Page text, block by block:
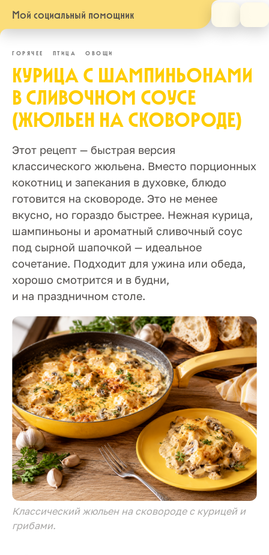
Мой социальный помощник
ГОРЯЧЕЕ ПТИЦА ОВОЩИ
КУРИЦА С ШАМПИНЬОНАМИ
В СЛИВОЧНОМ СОУСЕ
(ЖЮЛЬЕН НА СКОВОРОДЕ)
Этот рецепт — быстрая версия
классического жюльена. Вместо порционных
кокотниц и запекания в духовке, блюдо
готовится на сковороде. Это не менее
вкусно, но гораздо быстрее. Нежная курица,
шампиньоны и ароматный сливочный соус
под сырной шапочкой — идеальное
сочетание. Подходит для ужина или обеда,
хорошо смотрится и в будни,
и на праздничном столе.
Классический жюльен на сковороде с курицей и
грибами.